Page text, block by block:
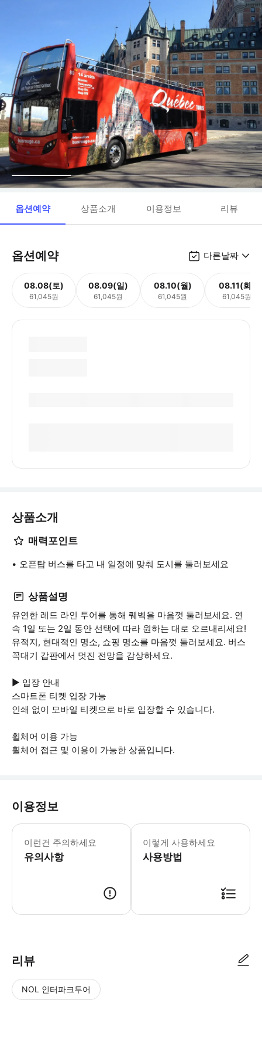
옵션예약 상품소개 이용정보 리뷰
옵션예약 다른날짜
08.08(토)
61,045원
08.09(일)
61,045원
08.10(월)
61,045원
08.11(화)
61,045원
상품소개
매력포인트
오픈탑 버스를 타고 내 일정에 맞춰 도시를 둘러보세요
상품설명
유연한 레드 라인 투어를 통해 퀘벡을 마음껏 둘러보세요. 연
속 1일 또는 2일 동안 선택에 따라 원하는 대로 오르내리세요!
유적지, 현대적인 명소, 쇼핑 명소를 마음껏 둘러보세요. 버스
꼭대기 갑판에서 멋진 전망을 감상하세요.
▶ 입장 안내
스마트폰 티켓 입장 가능
인쇄 없이 모바일 티켓으로 바로 입장할 수 있습니다.
휠체어 이용 가능
휠체어 접근 및 이용이 가능한 상품입니다.
이용정보
이런건 주의하세요
유의사항
▶ 꼭 알아두세요 만 0 ~ 5세 어린이
이렇게 사용하세요
사용방법
리뷰
NOL 인터파크투어